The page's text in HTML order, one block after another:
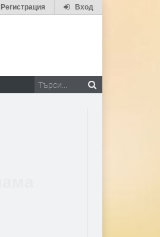
Вход
Регистрация